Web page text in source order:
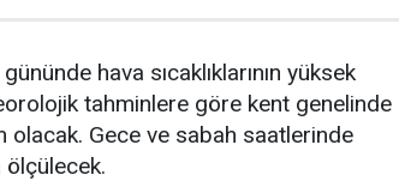
hava sıcaklıklarının yüksek
tahminlere göre kent genelinde
olacak. Gece ve sabah saatlerinde
ölçülecek.